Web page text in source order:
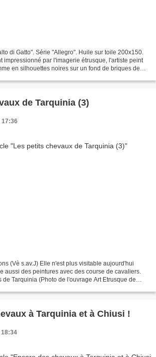
di Gatto". Série "Allegro". Huile sur toile 200x150.
impressionné par l'imagerie étrusque, l'artiste peint
en silhouettes noires sur un fond de briques de
de Tarquinia (3)
17:36
(Vè s.av.J) Elle n'est plus visitable aujourd'hui
aussi des peintures avec des course de cavaliers.
de Tarquinia (Photo de l'ouvrage Art Etrusque de
à Tarquinia et à Chiusi !
18:34